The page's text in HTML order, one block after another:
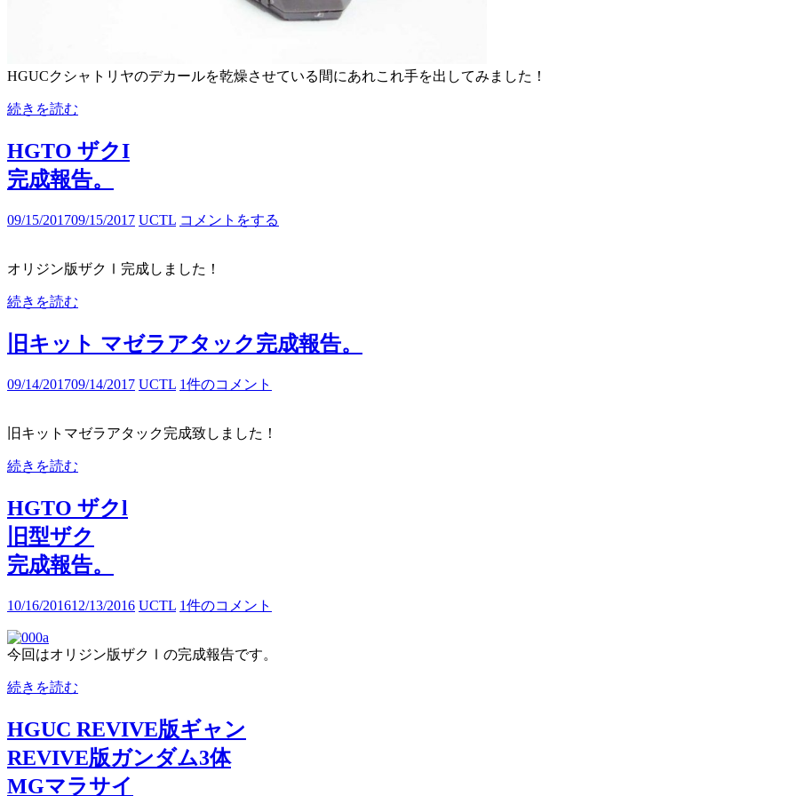
HGUCクシャトリヤのデカールを乾燥させている間にあれこれ手を出してみました！
続きを読む
HGTO ザクI
完成報告。
09/15/201709/15/2017 UCTL コメントをする
オリジン版ザクⅠ完成しました！
続きを読む
旧キット マゼラアタック完成報告。
09/14/201709/14/2017 UCTL 1件のコメント
旧キットマゼラアタック完成致しました！
続きを読む
HGTO ザクl
旧型ザク
完成報告。
10/16/201612/13/2016 UCTL 1件のコメント
今回はオリジン版ザクⅠの完成報告です。
続きを読む
HGUC REVIVE版ギャン
REVIVE版ガンダム3体
MGマラサイ